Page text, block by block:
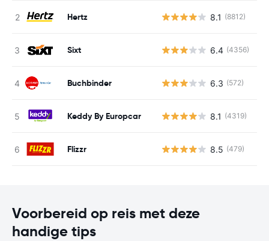
Hertz 8.1 (8812)
Sixt 6.4 (4356)
Buchbinder 6.3 (572)
Keddy By Europcar 8.1 (4319)
Flizzr 8.5 (479)
Voorbereid op reis met deze
handige tips